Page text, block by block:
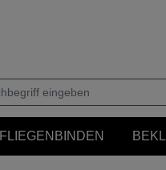
FLIEGENBINDEN